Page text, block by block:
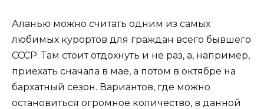
Аланью можно считать одним из самых
любимых курортов для граждан всего бывшего
СССР. Там стоит отдохнуть и не раз, а, например,
приехать сначала в мае, а потом в октябре на
бархатный сезон. Вариантов, где можно
остановиться огромное количество, в данной